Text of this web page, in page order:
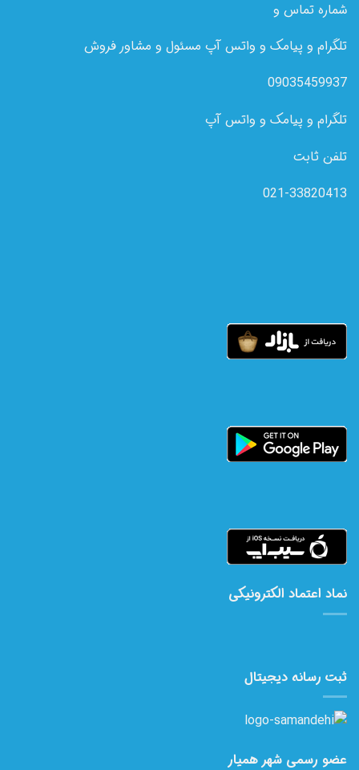
شماره تماس و
تلگرام و پیامک و واتس آپ مسئول و مشاور فروش
09035459937
تلگرام و پیامک و واتس آپ
تلفن ثابت
021-33820413
نماد اعتماد الکترونیکی
ثبت رسانه دیجیتال
عضو رسمی شهر همیار